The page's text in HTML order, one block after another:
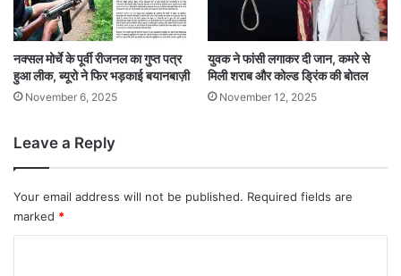
नक्सल मोर्चे के पूर्वी रीजनल का गुप्त पत्र
हुआ लीक, ब्यूरो ने फिर भड़काई बयानबाज़ी
November 6, 2025
युवक ने फांसी लगाकर दी जान, कमरे से
मिली शराब और कोल्ड ड्रिंक की बोतल
November 12, 2025
Leave a Reply
Your email address will not be published. Required fields are
marked *